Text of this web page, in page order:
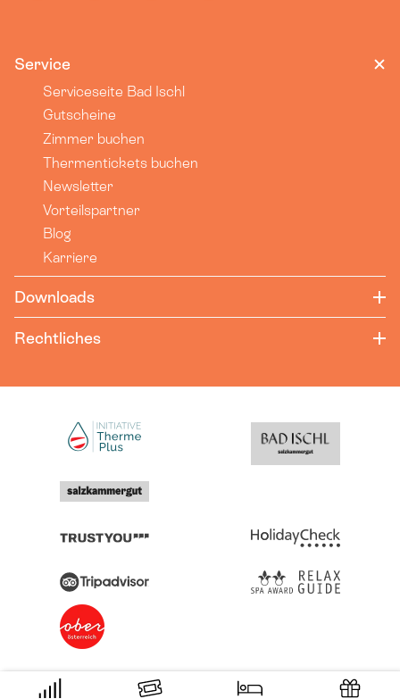
Service
Serviceseite Bad Ischl
Gutscheine
Zimmer buchen
Thermentickets buchen
Newsletter
Vorteilspartner
Blog
Karriere
Downloads
Rechtliches